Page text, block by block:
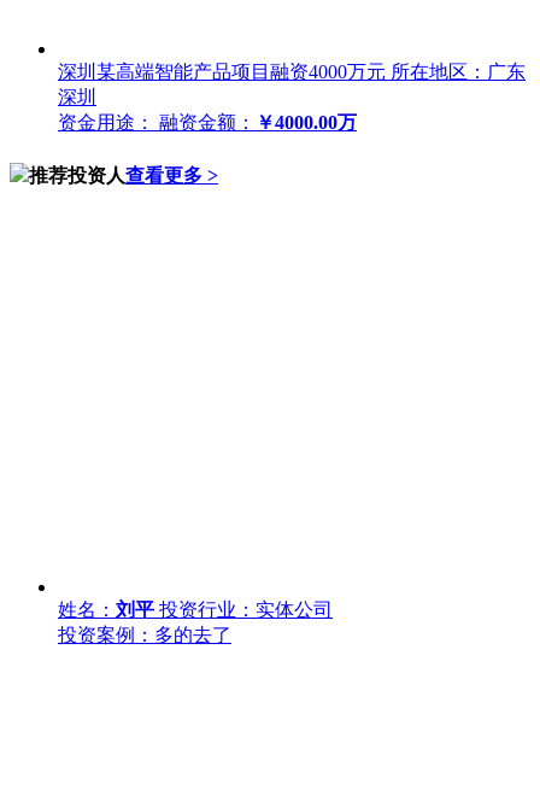
深圳某高端智能产品项目融资4000万元 所在地区：广东
深圳
资金用途：
融资金额： ￥4000.00万
推荐投资人查看更多 >
姓名： 刘平 投资行业：实体公司
投资案例：多的去了